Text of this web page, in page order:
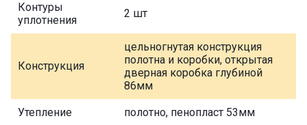
Контуры
уплотнения
2 шт
Конструкция
цельногнутая конструкция
полотна и коробки, открытая
дверная коробка глубиной
86мм
Утепление полотно, пенопласт 53мм